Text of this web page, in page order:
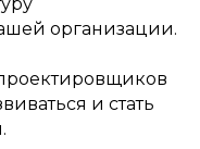
организации.
и стать